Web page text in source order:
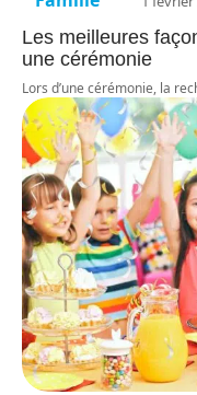
Les meilleures
une cérémonie
Lors d’une cérémonie, la